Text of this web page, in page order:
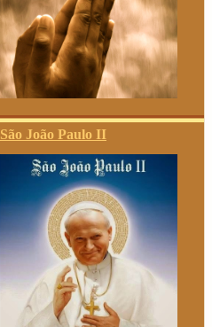
São João Paulo II